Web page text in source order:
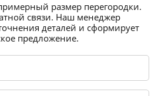
размер перегородки.
связи. Наш менеджер
деталей и сформирует
предложение.